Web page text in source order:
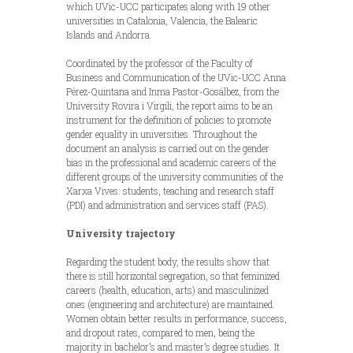
which UVic-UCC participates along with 19 other
universities in Catalonia, Valencia, the Balearic
Islands and Andorra.
Coordinated by the professor of the Faculty of
Business and Communication of the UVic-UCC Anna
Pérez-Quintana and Inma Pastor-Gosálbez, from the
University Rovira i Virgili, the report aims to be an
instrument for the definition of policies to promote
gender equality in universities. Throughout the
document an analysis is carried out on the gender
bias in the professional and academic careers of the
different groups of the university communities of the
Xarxa Vives: students, teaching and research staff
(PDI) and administration and services staff (PAS).
University trajectory
Regarding the student body, the results show that
there is still horizontal segregation, so that feminized
careers (health, education, arts) and masculinized
ones (engineering and architecture) are maintained.
Women obtain better results in performance, success,
and dropout rates, compared to men, being the
majority in bachelor’s and master’s degree studies. It